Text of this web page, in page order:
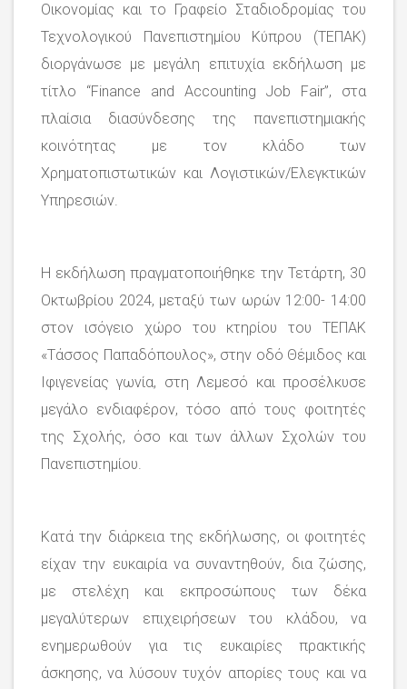
Οικονομίας και το Γραφείο Σταδιοδρομίας του
Τεχνολογικού Πανεπιστημίου Κύπρου (ΤΕΠΑΚ)
διοργάνωσε με μεγάλη επιτυχία εκδήλωση με
τίτλο “Finance and Accounting Job Fair”, στα
πλαίσια διασύνδεσης της πανεπιστημιακής
κοινότητας με τον κλάδο των
Χρηματοπιστωτικών και Λογιστικών/Ελεγκτικών
Υπηρεσιών.
Η εκδήλωση πραγματοποιήθηκε την Τετάρτη, 30
Οκτωβρίου 2024, μεταξύ των ωρών 12:00- 14:00
στον ισόγειο χώρο του κτηρίου του ΤΕΠΑΚ
«Τάσσος Παπαδόπουλος», στην οδό Θέμιδος και
Ιφιγενείας γωνία, στη Λεμεσό και προσέλκυσε
μεγάλο ενδιαφέρον, τόσο από τους φοιτητές
της Σχολής, όσο και των άλλων Σχολών του
Πανεπιστημίου.
Κατά την διάρκεια της εκδήλωσης, οι φοιτητές
είχαν την ευκαιρία να συναντηθούν, δια ζώσης,
με στελέχη και εκπροσώπους των δέκα
μεγαλύτερων επιχειρήσεων του κλάδου, να
ενημερωθούν για τις ευκαιρίες πρακτικής
άσκησης, να λύσουν τυχόν απορίες τους και να